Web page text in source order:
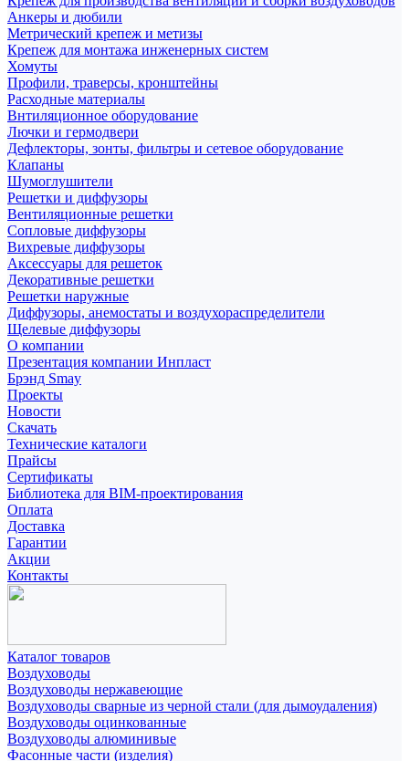
Анкеры и дюбили
Метрический крепеж и метизы
Крепеж для монтажа инженерных систем
Хомуты
Профили, траверсы, кронштейны
Расходные материалы
Внтиляционное оборудование
Лючки и гермодвери
Дефлекторы, зонты, фильтры и сетевое оборудование
Клапаны
Шумоглушители
Решетки и диффузоры
Вентиляционные решетки
Сопловые диффузоры
Вихревые диффузоры
Аксессуары для решеток
Декоративные решетки
Решетки наружные
Диффузоры, анемостаты и воздухораспределители
Щелевые диффузоры
О компании
Презентация компании Инпласт
Брэнд Smay
Проекты
Новости
Скачать
Технические каталоги
Прайсы
Сертификаты
Библиотека для BIM-проектирования
Оплата
Доставка
Гарантии
Акции
Контакты
Каталог товаров
Воздуховоды
Воздуховоды нержавеющие
Воздуховоды сварные из черной стали (для дымоудаления)
Воздуховоды оцинкованные
Воздуховоды алюминивые
Фасонные части (изделия)